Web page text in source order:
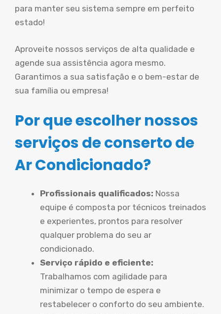
para manter seu sistema sempre em perfeito
estado!
Aproveite nossos serviços de alta qualidade e
agende sua assistência agora mesmo.
Garantimos a sua satisfação e o bem-estar de
sua família ou empresa!
Por que escolher nossos
serviços de conserto de
Ar Condicionado?
Profissionais qualificados: Nossa
equipe é composta por técnicos treinados
e experientes, prontos para resolver
qualquer problema do seu ar
condicionado.
Serviço rápido e eficiente:
Trabalhamos com agilidade para
minimizar o tempo de espera e
restabelecer o conforto do seu ambiente.